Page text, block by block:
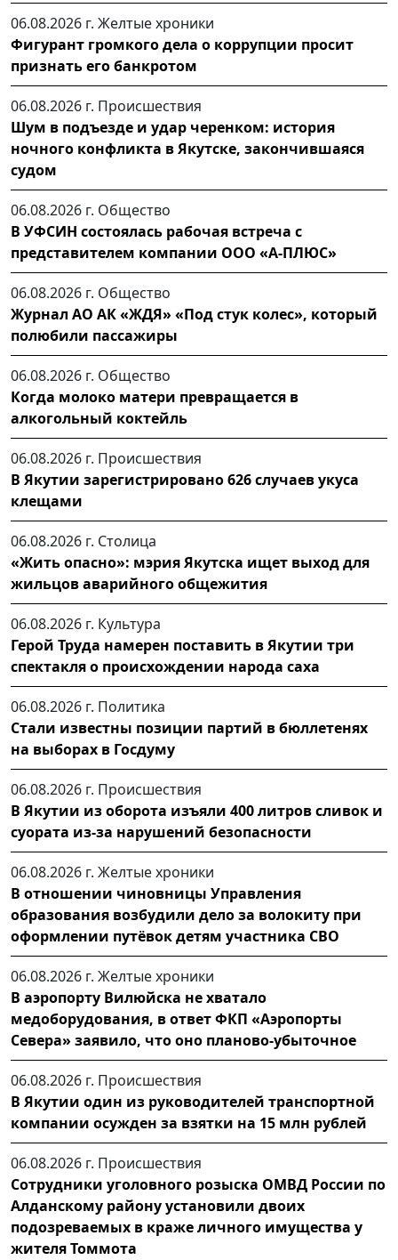
06.08.2026 г. Желтые хроники
Фигурант громкого дела о коррупции просит
признать его банкротом
06.08.2026 г. Происшествия
Шум в подъезде и удар черенком: история
ночного конфликта в Якутске, закончившаяся
судом
06.08.2026 г. Общество
В УФСИН состоялась рабочая встреча с
представителем компании ООО «А-ПЛЮС»
06.08.2026 г. Общество
Журнал АО АК «ЖДЯ» «Под стук колес», который
полюбили пассажиры
06.08.2026 г. Общество
Когда молоко матери превращается в
алкогольный коктейль
06.08.2026 г. Происшествия
В Якутии зарегистрировано 626 случаев укуса
клещами
06.08.2026 г. Столица
«Жить опасно»: мэрия Якутска ищет выход для
жильцов аварийного общежития
06.08.2026 г. Культура
Герой Труда намерен поставить в Якутии три
спектакля о происхождении народа саха
06.08.2026 г. Политика
Стали известны позиции партий в бюллетенях
на выборах в Госдуму
06.08.2026 г. Происшествия
В Якутии из оборота изъяли 400 литров сливок и
суората из-за нарушений безопасности
06.08.2026 г. Желтые хроники
В отношении чиновницы Управления
образования возбудили дело за волокиту при
оформлении путёвок детям участника СВО
06.08.2026 г. Желтые хроники
В аэропорту Вилюйска не хватало
медоборудования, в ответ ФКП «Аэропорты
Севера» заявило, что оно планово-убыточное
06.08.2026 г. Происшествия
В Якутии один из руководителей транспортной
компании осужден за взятки на 15 млн рублей
06.08.2026 г. Происшествия
Сотрудники уголовного розыска ОМВД России по
Алданскому району установили двоих
подозреваемых в краже личного имущества у
жителя Томмота